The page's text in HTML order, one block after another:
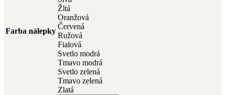
Farba nálepky
Žltá
Oranžová
Červená
Ružová
Fialová
Svetlo modrá
Tmavo modrá
Svetlo zelená
Tmavo zelená
Zlatá